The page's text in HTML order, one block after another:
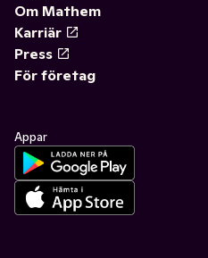
Om Mathem
Karriär
Press
För företag
Appar